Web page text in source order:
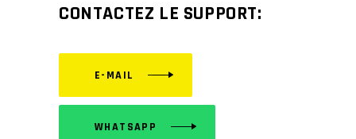
CONTACTEZ LE SUPPORT:
E-MAIL
WHATSAPP